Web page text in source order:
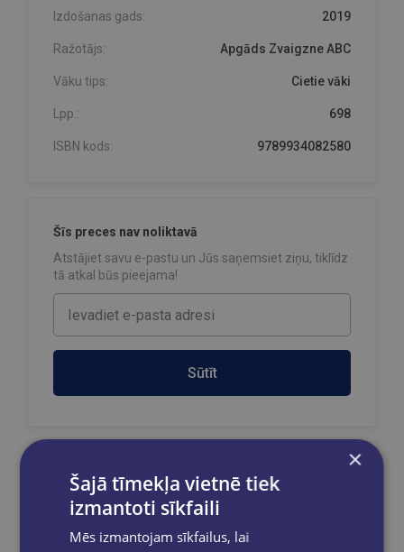
Izdošanas gads: 2019
Ražotājs: Apgāds Zvaigzne ABC
Vāku tips: Cietie vāki
Lpp.: 698
ISBN kods: 9789934082580
Šīs preces nav noliktavā
Atstājiet savu e-pastu un Jūs saņemsiet ziņu, tiklīdz
tā atkal būs pieejama!
Sūtīt
Reģistrējies un saņem 10% atlaidi pilnas
cenas precēm.
Pasūtījumu apstrāde notiek darba dienās.
Apmaksātie pasūtījumi tiekapstrādāti un
×
Šajā tīmekļa vietnē tiek
izmantoti sīkfaili
Mēs izmantojam sīkfailus, lai